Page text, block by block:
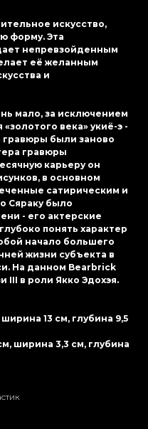
искусство,
форму. Эта
непревзойденным
её желанным
и
мало, за исключением
века» укиё-э -
гравюры были заново
гравюры
карьеру он
в основном
сатирическим и
Сяраку было
- его актерские
понять характер
начало большего
жизни субъекта в
На данном Bearbrick
III в роли Якко Эдохэя.
13 см, глубина 9,5
ширина 3,3 см, глубина